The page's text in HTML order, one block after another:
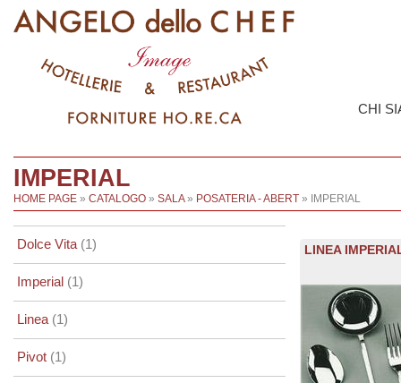
CHI
IMPERIAL
HOME PAGE » CATALOGO » SALA» POSATERIA - ABERT » IMPERIAL
Dolce Vita (1)
Imperial (1)
Linea (1)
Pivot (1)
LINEA